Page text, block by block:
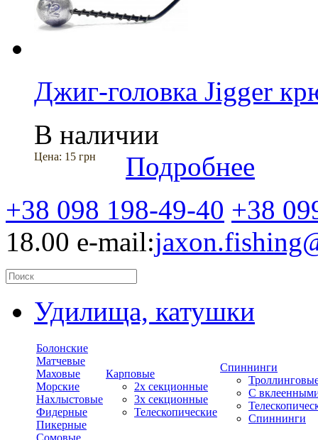
Джиг-головка Jigger
В наличии
Цена: 15 грн
Подробнее
+38 098 198-49-40 +38
18.00 e-mail:
Удилища, катушки
Болонские
Матчевые
Маховые
Морские
Нахлыстовые
Фидерные
Пикерные
Карповые
2х секционные
3х секционные
Телескопические
Спиннинги
С
Спиннинги